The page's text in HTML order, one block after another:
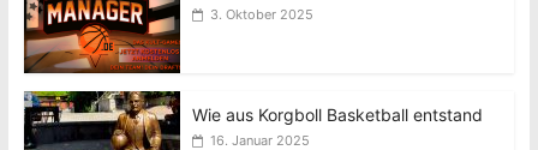
3. Oktober 2025
Wie aus Korgboll Basketball entstand
16. Januar 2025